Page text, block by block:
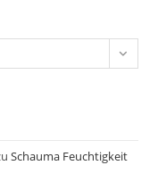
Schauma Feuchtigkeit